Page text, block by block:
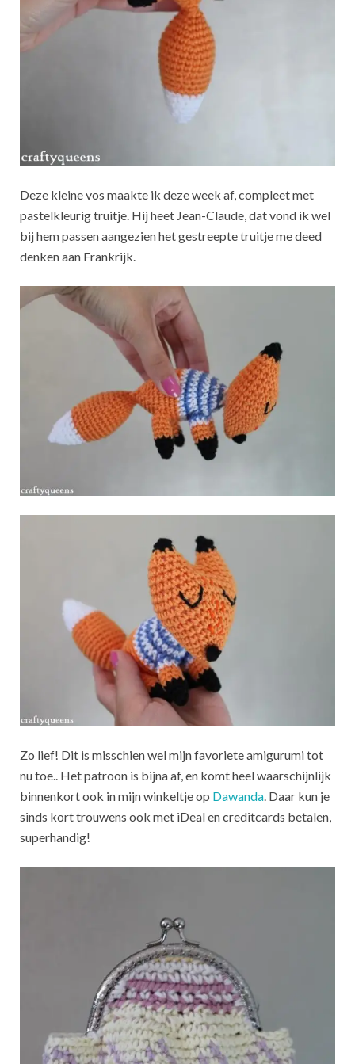
Deze kleine vos maakte ik deze week af, compleet met
pastelkleurig truitje. Hij heet Jean-Claude, dat vond ik wel
bij hem passen aangezien het gestreepte truitje me deed
denken aan Frankrijk.
Zo lief! Dit is misschien wel mijn favoriete amigurumi tot
nu toe.. Het patroon is bijna af, en komt heel waarschijnlijk
binnenkort ook in mijn winkeltje op Dawanda . Daar kun je
sinds kort trouwens ook met iDeal en creditcards betalen,
superhandig!